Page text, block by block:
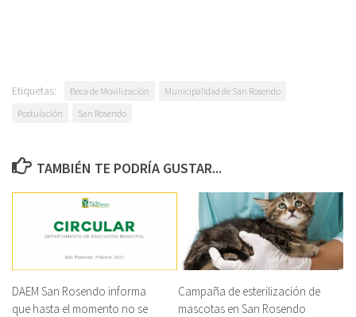
Etiquetas: Beca de Movilización
Municipalidad de San Rosendo
Postulación
San Rosendo
TAMBIÉN TE PODRÍA GUSTAR...
DAEM San Rosendo informa
que hasta el momento no se
Campaña de esterilización de
mascotas en San Rosendo